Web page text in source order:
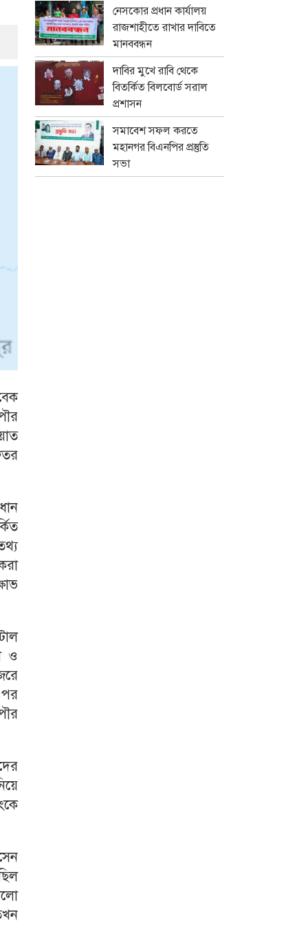
ও
নেসকোর প্রধান কার্যালয়
রাজশাহীতে রাখার দাবিতে
মানববন্ধন
দাবির মুখে রাবি থেকে
বিতর্কিত বিলবোর্ড সরাল
প্রশাসন
সমাবেশ সফল করতে
মহানগর বিএনপির প্রস্তুতি
সভা